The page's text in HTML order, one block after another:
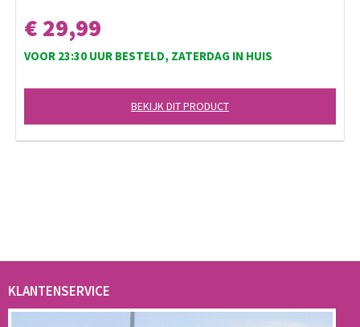
€ 29,99
VOOR 23:30 UUR BESTELD, ZATERDAG IN HUIS
BEKIJK DIT PRODUCT
KLANTENSERVICE